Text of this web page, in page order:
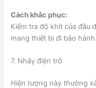
Cách khắc phục:
Kiểm tra độ khít của đầu
mang thiết bị đi bảo hành.
7. Nhảy điện trở
Hiện tượng này thường